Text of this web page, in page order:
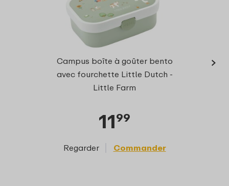
Campus boîte à goûter bento
avec fourchette Little Dutch -
Little Farm
1199
Regarder Commander
›